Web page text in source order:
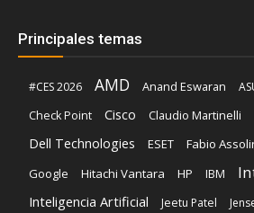
Principales temas
#CES 2026 AMD Anand Eswaran
Check Point
Cisco Claudio Martinelli
Dell Technologies ESET Fabio
Google Hitachi Vantara HP IBM
Inteligencia Artificial Jeetu Patel